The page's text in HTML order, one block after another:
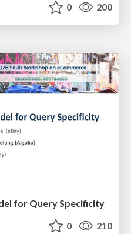
0 200
for Query Specificity
0 210